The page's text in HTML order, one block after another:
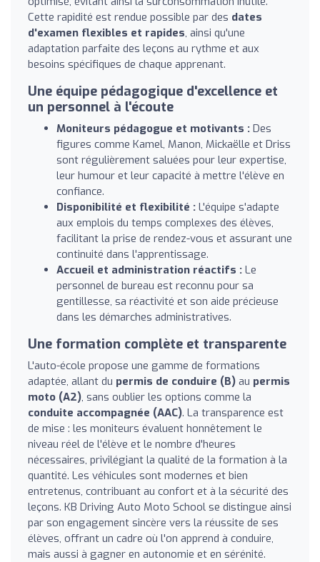
Cette rapidité est rendue possible par des dates
d'examen flexibles et rapides, ainsi qu'une
adaptation parfaite des leçons au rythme et aux
besoins spécifiques de chaque apprenant.
Une équipe pédagogique d'excellence et
un personnel à l'écoute
Moniteurs pédagogue et motivants : Des
figures comme Kamel, Manon, Mickaëlle et Driss
sont régulièrement saluées pour leur expertise,
leur humour et leur capacité à mettre l'élève en
confiance.
Disponibilité et flexibilité : L'équipe s'adapte
aux emplois du temps complexes des élèves,
facilitant la prise de rendez-vous et assurant une
continuité dans l'apprentissage.
Accueil et administration réactifs : Le
personnel de bureau est reconnu pour sa
gentillesse, sa réactivité et son aide précieuse
dans les démarches administratives.
Une formation complète et transparente
L'auto-école propose une gamme de formations
adaptée, allant du permis de conduire (B) au permis
moto (A2), sans oublier les options comme la
conduite accompagnée (AAC). La transparence est
de mise : les moniteurs évaluent honnêtement le
niveau réel de l'élève et le nombre d'heures
nécessaires, privilégiant la qualité de la formation à la
quantité. Les véhicules sont modernes et bien
entretenus, contribuant au confort et à la sécurité des
leçons. KB Driving Auto Moto School se distingue ainsi
par son engagement sincère vers la réussite de ses
élèves, offrant un cadre où l'on apprend à conduire,
mais aussi à gagner en autonomie et en sérénité.